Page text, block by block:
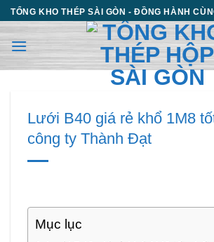
Chuyển
đến
nội
TỔNG KHO THÉP SÀI GÒN - ĐỒNG HÀNH
Lưới B40 giá rẻ khổ 1M8
công ty Thành Đạt
Mục lục